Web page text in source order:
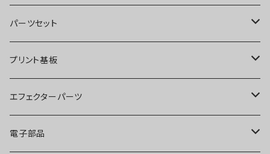
オーバードライブ
ディストーション
ファズ
プリアンプ
ブースター
オーバードライブ
ディストーション
ファズ
パーツセット
ブースター
オーバードライブ
ディストーション
プリント基板
オーバードライブ
ディストーション
エフェクターパーツ
スイッチ
電子部品